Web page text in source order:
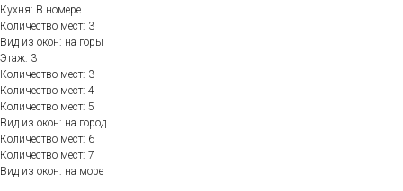
Кухня: В номере
Количество мест: 3
Вид из окон: на горы
Этаж: 3
Количество мест: 3
Количество мест: 4
Количество мест: 5
Вид из окон: на город
Количество мест: 6
Количество мест: 7
Вид из окон: на море